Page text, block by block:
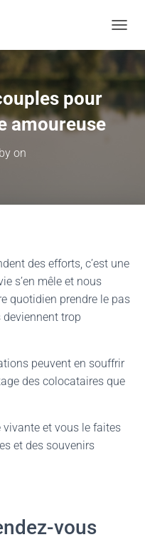
pour
amoureuse
on
des efforts, c’est une
s’en mêle et nous
quotidien prendre le pas
trop
peuvent en souffrir
des colocataires que
vivante et vous le faites
et des souvenirs
vous